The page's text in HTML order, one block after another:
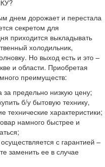
днем дорожает и перестала
секретом для
приходится выкладывать
холодильник,
Но выход есть и это –
и области. Приобретая
преимуществ:
за предельно низкую цену;
б/у бытовую технику,
технические характеристики;
намного быстрее и
с гарантией –
заменить ее в случае